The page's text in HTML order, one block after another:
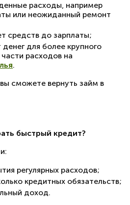
расходы, например
или неожиданный ремонт
средств до зарплаты;
денег для более крупного
расходов на
.
сможете вернуть займ в
быстрый кредит?
регулярных расходов;
кредитных обязательств;
доход.